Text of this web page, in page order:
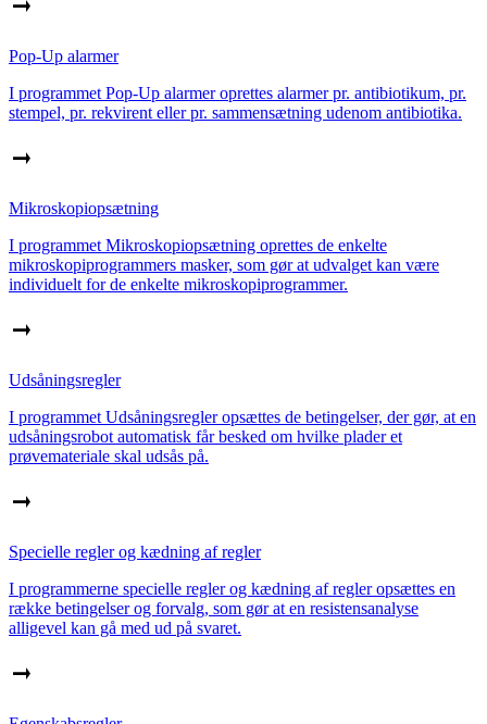
Pop-Up alarmer
I programmet Pop-Up alarmer oprettes alarmer pr. antibiotikum, pr.
stempel, pr. rekvirent eller pr. sammensætning udenom antibiotika.
Mikroskopiopsætning
I programmet Mikroskopiopsætning oprettes de enkelte
mikroskopiprogrammers masker, som gør at udvalget kan være
individuelt for de enkelte mikroskopiprogrammer.
Udsåningsregler
I programmet Udsåningsregler opsættes de betingelser, der gør, at en
udsåningsrobot automatisk får besked om hvilke plader et
prøvemateriale skal udsås på.
Specielle regler og kædning af regler
I programmerne specielle regler og kædning af regler opsættes en
række betingelser og forvalg, som gør at en resistensanalyse
alligevel kan gå med ud på svaret.